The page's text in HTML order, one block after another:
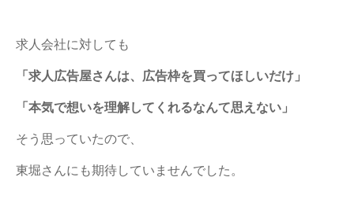
求人会社に対しても
「求人広告屋さんは、広告枠を買ってほしいだけ」
「本気で想いを理解してくれるなんて思えない」
そう思っていたので、
東堀さんにも期待していませんでした。